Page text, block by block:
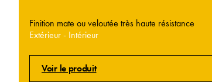
Finition mate ou veloutée très haute résistance
Extérieur - Intérieur
Voir le produit